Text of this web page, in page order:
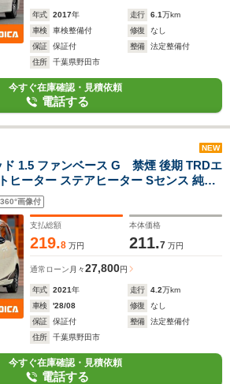
年式 2017年 走行 6.1万km
車検
車検整備付 修復
なし
保証
保証付 整備
法定整備付
住所
千葉県野田市
今すぐ在庫確認・見積依頼
電話する
NEW
1.5 ファンベース G 禁煙 後期 TRDエ
ヒーター ステアヒーター Sセンス 純正
ラ 両側電スラ クルコン ステリモ ETC
社外15インチAW
360°画像付
支払総額
219.8 万円
本体価格
211.7 万円
通常ローン 月々27,800円
年式 2021年 走行 4.2万km
車検
'28/08 修復
なし
保証
保証付 整備
法定整備付
住所
千葉県野田市
今すぐ在庫確認・見積依頼
電話する